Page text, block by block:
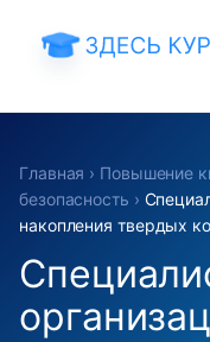
Главная › Повышение
безопасность ›
накопления твердых